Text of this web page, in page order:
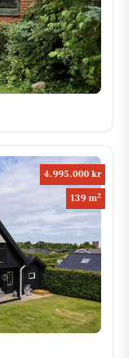
4.995.000 kr
139 m2